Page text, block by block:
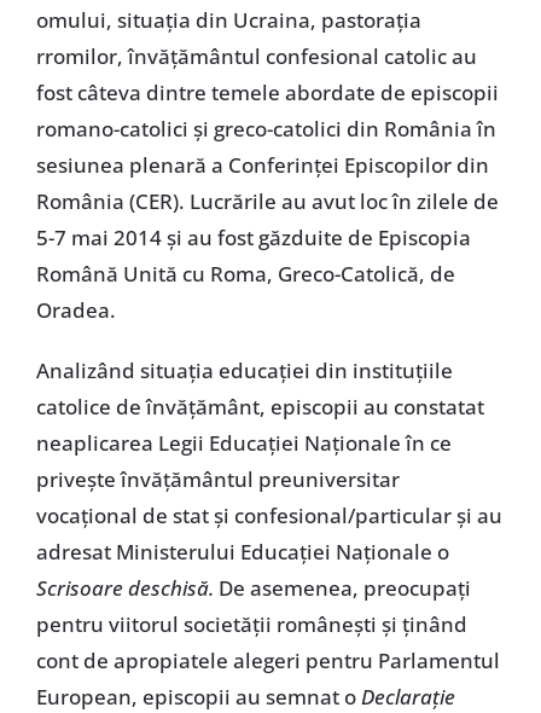
omului, situaţia din Ucraina, pastoraţia
rromilor, învăţământul confesional catolic au
fost câteva dintre temele abordate de episcopii
romano-catolici şi greco-catolici din România în
sesiunea plenară a Conferinţei Episcopilor din
România (CER). Lucrările au avut loc în zilele de
5-7 mai 2014 şi au fost găzduite de Episcopia
Română Unită cu Roma, Greco-Catolică, de
Oradea.
Analizând situaţia educaţiei din instituţiile
catolice de învăţământ, episcopii au constatat
neaplicarea Legii Educaţiei Naţionale în ce
priveşte învăţământul preuniversitar
vocaţional de stat şi confesional/particular şi au
adresat Ministerului Educaţiei Naţionale o
Scrisoare deschisă. De asemenea, preocupaţi
pentru viitorul societăţii româneşti şi ţinând
cont de apropiatele alegeri pentru Parlamentul
European, episcopii au semnat oDeclaraţie